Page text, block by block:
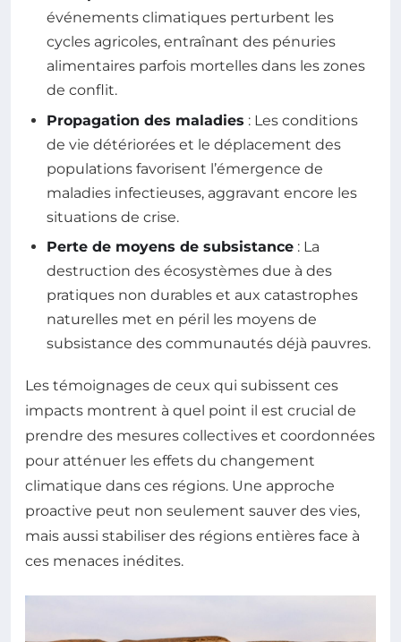
événements climatiques perturbent les
cycles agricoles, entraînant des pénuries
alimentaires parfois mortelles dans les zones
de conflit.
Propagation des maladies : Les conditions
de vie détériorées et le déplacement des
populations favorisent l’émergence de
maladies infectieuses, aggravant encore les
situations de crise.
Perte de moyens de subsistance : La
destruction des écosystèmes due à des
pratiques non durables et aux catastrophes
naturelles met en péril les moyens de
subsistance des communautés déjà pauvres.
Les témoignages de ceux qui subissent ces
impacts montrent à quel point il est crucial de
prendre des mesures collectives et coordonnées
pour atténuer les effets du changement
climatique dans ces régions. Une approche
proactive peut non seulement sauver des vies,
mais aussi stabiliser des régions entières face à
ces menaces inédites.